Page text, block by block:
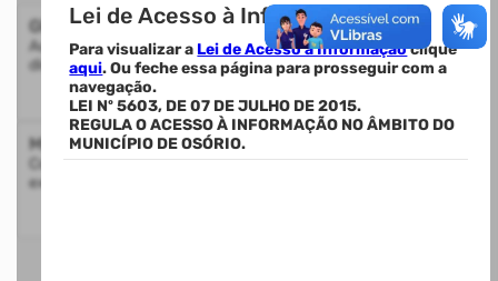
Lei de Acesso à Informação.
Para visualizar a Lei de Acesso à Informaçãoclique
aqui. Ou feche essa página para prosseguir com a
navegação.
LEI Nº 5603, DE 07 DE JULHO DE 2015.
REGULA O ACESSO À INFORMAÇÃO NO ÂMBITO DO
MUNICÍPIO DE OSÓRIO.
Glossário
Auxilia na compreensão de termos utilizados nas informações
disponibilizadas.
Mapa do Site
Consulte a estrutura do Portal da Transparência com a
exibição de todos os itens disponíveis